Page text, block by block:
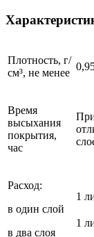
Плотность, г/
см³, не менее
Время
высыхания
покрытия,
час
Расход:
в один слой
в два слоя
1
1